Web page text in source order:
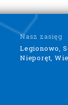
Nasz zasięg
Legionowo,
Nieporęt,